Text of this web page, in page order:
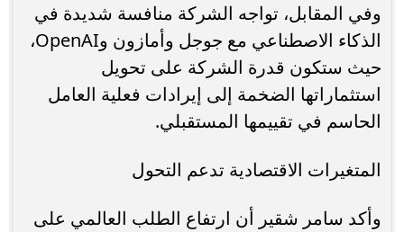
وفي المقابل، تواجه الشركة منافسة شديدة في
الذكاء الاصطناعي مع جوجل وأمازون وOpenAI،
حيث ستكون قدرة الشركة على تحويل
استثماراتها الضخمة إلى إيرادات فعلية العامل
الحاسم في تقييمها المستقبلي.
المتغيرات الاقتصادية تدعم التحول
وأكد سامر شقير أن ارتفاع الطلب العالمي على